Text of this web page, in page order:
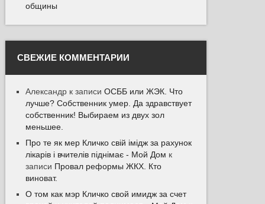
общины
СВЕЖИЕ КОММЕНТАРИИ
Александрк записи ОСББ или ЖЭК. Что
лучше? Собственник умер. Да здравствует
собственник! Выбираем из двух зол
меньшее.
Про те як мер Кличко свій імідж за рахунок
лікарів і вчителів піднімає - Мой Дом к
записи Провал реформы ЖКХ. Кто
виноват.
О том как мэр Кличко свой имидж за счет